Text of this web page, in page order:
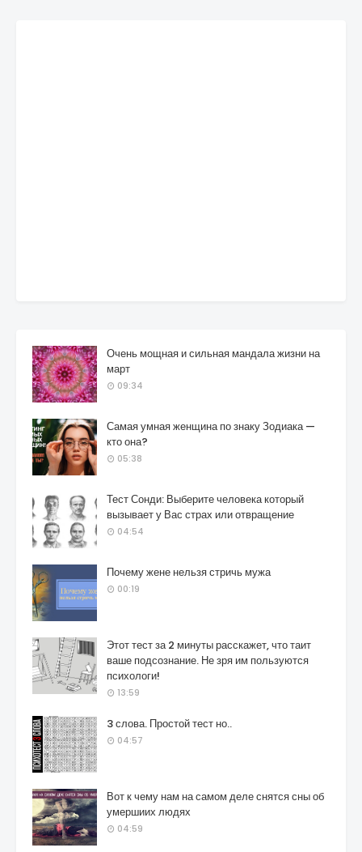
Очень мощная и сильная мандала жизни на
март
09:34
Самая умная женщина по знаку Зодиака —
кто она?
05:38
Тест Сонди: Выберите человека который
вызывает у Вас страх или отвращение
04:54
Почему жене нельзя стричь мужа
00:19
Этот тест за 2 минуты расскажет, что таит
ваше подсознание. Не зря им пользуются
психологи!
13:59
3 слова. Простой тест но..
04:57
Вот к чему нам на самом деле снятся сны об
умершиих людях
04:59